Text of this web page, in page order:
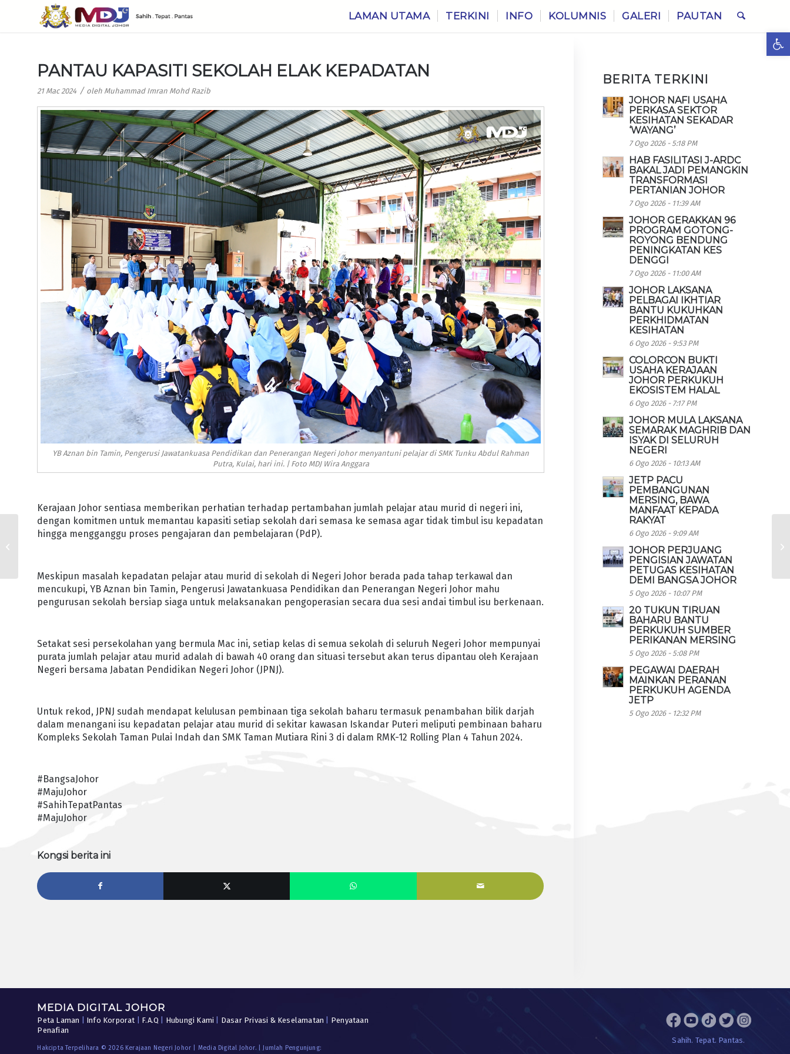
LAMAN UTAMA TERKINI INFO KOLUMNIS GALERI PAUTAN
PANTAU KAPASITI SEKOLAH ELAK KEPADATAN
21 Mac 2024 / oleh Muhammad Imran Mohd Razib
YB Aznan bin Tamin, Pengerusi Jawatankuasa Pendidikan dan Penerangan Negeri Johor menyantuni pelajar di SMK Tunku Abdul Rahman
Putra, Kulai, hari ini. | Foto MDJ Wira Anggara
Kerajaan Johor sentiasa memberikan perhatian terhadap pertambahan jumlah pelajar atau murid di negeri ini,
dengan komitmen untuk memantau kapasiti setiap sekolah dari semasa ke semasa agar tidak timbul isu kepadatan
hingga mengganggu proses pengajaran dan pembelajaran (PdP).
Meskipun masalah kepadatan pelajar atau murid di sekolah di Negeri Johor berada pada tahap terkawal dan
mencukupi, YB Aznan bin Tamin, Pengerusi Jawatankuasa Pendidikan dan Penerangan Negeri Johor mahu
pengurusan sekolah bersiap siaga untuk melaksanakan pengoperasian secara dua sesi andai timbul isu berkenaan.
Setakat sesi persekolahan yang bermula Mac ini, setiap kelas di semua sekolah di seluruh Negeri Johor mempunyai
purata jumlah pelajar atau murid adalah di bawah 40 orang dan situasi tersebut akan terus dipantau oleh Kerajaan
Negeri bersama Jabatan Pendidikan Negeri Johor (JPNJ).
Untuk rekod, JPNJ sudah mendapat kelulusan pembinaan tiga sekolah baharu termasuk penambahan bilik darjah
dalam menangani isu kepadatan pelajar atau murid di sekitar kawasan Iskandar Puteri meliputi pembinaan baharu
Kompleks Sekolah Taman Pulai Indah dan SMK Taman Mutiara Rini 3 di dalam RMK-12 Rolling Plan 4 Tahun 2024.
#BangsaJohor
#MajuJohor
#SahihTepatPantas
#MajuJohor
Kongsi berita ini
BERITA TERKINI
JOHOR NAFI USAHA
PERKASA SEKTOR
KESIHATAN SEKADAR
‘WAYANG’
7 Ogo 2026 - 5:18 PM
HAB FASILITASI J-ARDC
BAKAL JADI PEMANGKIN
TRANSFORMASI
PERTANIAN JOHOR
7 Ogo 2026 - 11:39 AM
JOHOR GERAKKAN 96
PROGRAM GOTONG-
ROYONG BENDUNG
PENINGKATAN KES
DENGGI
7 Ogo 2026 - 11:00 AM
JOHOR LAKSANA
PELBAGAI IKHTIAR
BANTU KUKUHKAN
PERKHIDMATAN
KESIHATAN
6 Ogo 2026 - 9:53 PM
COLORCON BUKTI
USAHA KERAJAAN
JOHOR PERKUKUH
EKOSISTEM HALAL
6 Ogo 2026 - 7:17 PM
JOHOR MULA LAKSANA
SEMARAK MAGHRIB DAN
ISYAK DI SELURUH
NEGERI
6 Ogo 2026 - 10:13 AM
JETP PACU
PEMBANGUNAN
MERSING, BAWA
MANFAAT KEPADA
RAKYAT
6 Ogo 2026 - 9:09 AM
JOHOR PERJUANG
PENGISIAN JAWATAN
PETUGAS KESIHATAN
DEMI BANGSA JOHOR
5 Ogo 2026 - 10:07 PM
20 TUKUN TIRUAN
BAHARU BANTU
PERKUKUH SUMBER
PERIKANAN MERSING
5 Ogo 2026 - 5:08 PM
PEGAWAI DAERAH
MAINKAN PERANAN
PERKUKUH AGENDA
JETP
5 Ogo 2026 - 12:32 PM
MEDIA DIGITAL JOHOR
Peta Laman Info Korporat F.A.Q Hubungi Kami Dasar Privasi & Keselamatan
Penyataan
Penafian
Hakcipta Terpelihara © 2026 Kerajaan Negeri Johor | Media Digital Johor. | Jumlah Pengunjung:
Sahih. Tepat. Pantas.
KERAJAAN NEGERI
PERUNTUK RM15 JUTA